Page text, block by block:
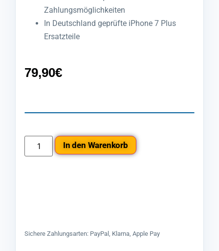
Zahlungsmöglichkeiten
In Deutschland geprüfte iPhone 7 Plus
Ersatzteile
79,90€
In den Warenkorb
Sichere Zahlungsarten: PayPal, Klarna, Apple Pay